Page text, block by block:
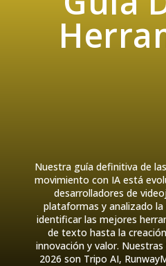
Nuestra guía definitiva de
movimiento con IA está
desarrolladores de
plataformas y analizado
identificar las mejores
de texto hasta la
innovación y valor.
2026 son Tripo AI,